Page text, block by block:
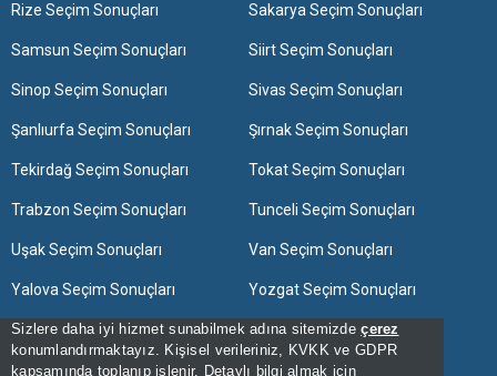
Sizlere daha iyi hizmet sunabilmek adına sitemizdeçerez
konumlandırmaktayız. Kişisel verileriniz, KVKK ve GDPR
kapsamında toplanıp işlenir. Detaylı bilgi almak için
Rize Seçim Sonuçları Sakarya Seçim Sonuçları
Samsun Seçim Sonuçları Siirt Seçim Sonuçları
Sinop Seçim Sonuçları Sivas Seçim Sonuçları
Şanlıurfa Seçim Sonuçları Şırnak Seçim Sonuçları
Tekirdağ Seçim Sonuçları Tokat Seçim Sonuçları
Trabzon Seçim Sonuçları Tunceli Seçim Sonuçları
Uşak Seçim Sonuçları Van Seçim Sonuçları
Yalova Seçim Sonuçları Yozgat Seçim Sonuçları
Zonguldak Seçim Sonuçları